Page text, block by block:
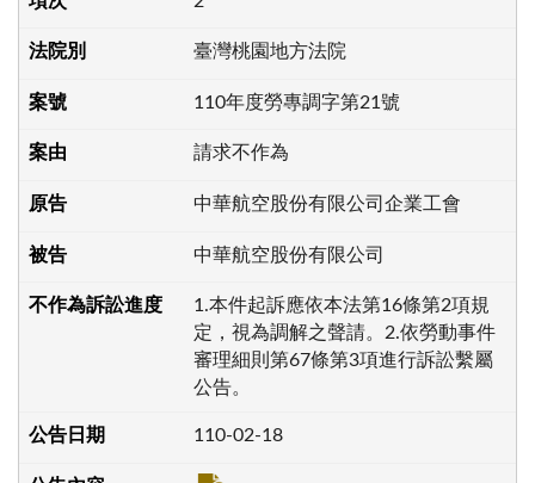
臺灣桃園地方法院
110年度勞專調字第21號
請求不作為
中華航空股份有限公司企業工會
中華航空股份有限公司
1.本件起訴應依本法第16條第2項規
定，視為調解之聲請。2.依勞動事件
審理細則第67條第3項進行訴訟繫屬
公告。
110-02-18